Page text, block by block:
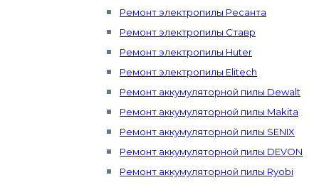
Ремонт электропилы Ресанта
Ремонт электропилы Ставр
Ремонт электропилы Huter
Ремонт электропилы Elitech
Ремонт аккумуляторной пилы Dewalt
Ремонт аккумуляторной пилы Makita
Ремонт аккумуляторной пилы SENIX
Ремонт аккумуляторной пилы DEVON
Ремонт аккумуляторной пилы Ryobi